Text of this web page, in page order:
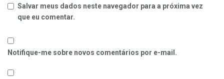
Salvar meus dados neste navegador para a próxima vez
que eu comentar.
Notifique-me sobre novos comentários por e-mail.